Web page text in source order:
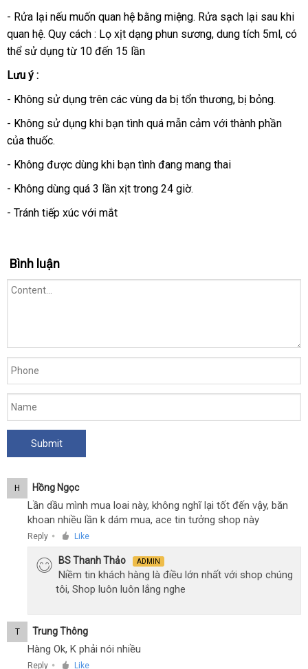
- Rửa lại thanh
toán
nếu muốn quan hệ bằng miệngđánh
giá
. Rửa sạch lại sau khi
quan hệsản
xuất
. Quy cách : Lọ xịt dạng phun sươngđịa
, dung tích 5mltốt
, ở
có
thể sử dụng từ 10 đến 15 lần
Lưu ý :
- Không sử dụng trên nhận
hàng
các vùng da bị tổn thươngnhanh
nhất
, bị bỏng.
- Không sử dụng khi bạn tình quá mẫn cảm bảo
với thành phần
của thuốc.
- Không tổng
hợp
được dùng khi bạn tình đang mang thai
- Không dùng thanh
toán
quá 3 lần xịt trong 24 giờ.
- Tránh tiếp xúc cung
với mắt
Bình luận
H Hồng Ngọc
Lần dầu mình mua loai này, không nghĩ lại tốt đến vậy, băn
khoan nhiều lần k dám mua, ace tin tưởng shop này
Reply ● Like
BS Thanh Thảo ADMIN
Niềm tin khách hàng là điều lớn nhất với shop chúng
tôi, Shop luôn luôn lắng nghe
T Trung Thông
Hàng Ok, K phải nói nhiều
Reply ● Like